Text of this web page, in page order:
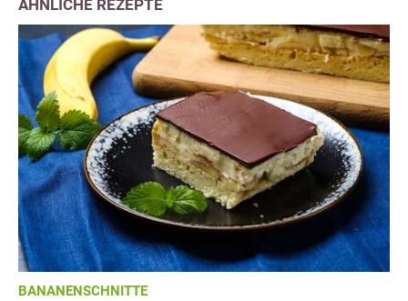
ÄHNLICHE REZEPTE
BANANENSCHNITTE